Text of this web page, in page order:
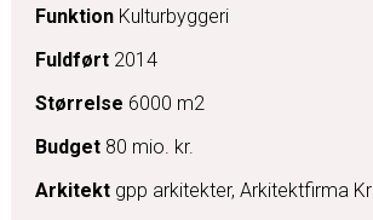
Funktion Kulturbyggeri
Fuldført2014
Størrelse 6000 m2
Budget80 mio. kr.
Arkitekt gpp arkitekter, Arkitektfirma